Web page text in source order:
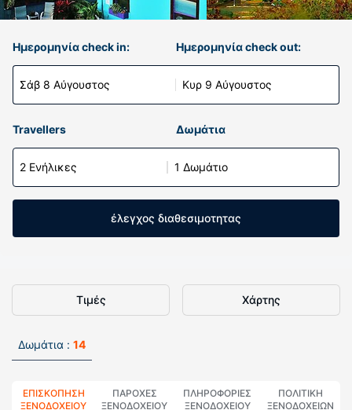
Ημερομηνία check in:
Σάβ 8 Αύγουστος
Ημερομηνία check out:
Κυρ 9 Αύγουστος
Travellers Δωμάτια
2 Ενήλικες 1 Δωμάτιο
έλεγχος διαθεσιμοτητας
Τιμές Χάρτης
Δωμάτια : 14
ΕΠΙΣΚΌΠΗΣΗ
ΞΕΝΟΔΟΧΕΊΟΥ
ΠΑΡΟΧΕΣ
ΞΕΝΟΔΟΧΕΙΟΥ
ΠΛΗΡΟΦΟΡΊΕΣ
ΞΕΝΟΔΟΧΕΊΟΥ
ΠΟΛΙΤΙΚΗ
ΞΕΝΟΔΟΧΕΊΩΝ